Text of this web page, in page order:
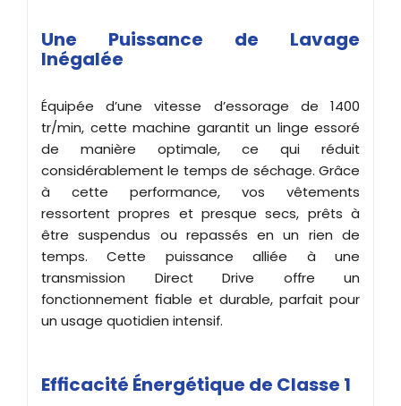
Une Puissance de Lavage
Inégalée
Équipée d’une vitesse d’essorage de 1400
tr/min, cette machine garantit un linge essoré
de manière optimale, ce qui réduit
considérablement le temps de séchage. Grâce
à cette performance, vos vêtements
ressortent propres et presque secs, prêts à
être suspendus ou repassés en un rien de
temps. Cette puissance alliée à une
transmission Direct Drive offre un
fonctionnement fiable et durable, parfait pour
un usage quotidien intensif.
Efficacité Énergétique de Classe 1